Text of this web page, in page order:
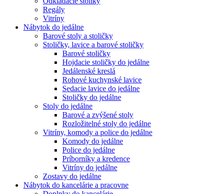
Regály
Vitríny
Nábytok do jedálne
Barové stoly a stoličky
Stoličky, lavice a barové stoličky
Barové stoličky
Hojdacie stoličky do jedálne
Jedálenské kreslá
Rohové kuchynské lavice
Sedacie lavice do jedálne
Stoličky do jedálne
Stoly do jedálne
Barové a zvýšené stoly
Rozložitelné stoly do jedálne
Vitríny, komody a police do jedálne
Komody do jedálne
Police do jedálne
Príborníky a kredence
Vitríny do jedálne
Zostavy do jedálne
Nábytok do kancelárie a pracovne